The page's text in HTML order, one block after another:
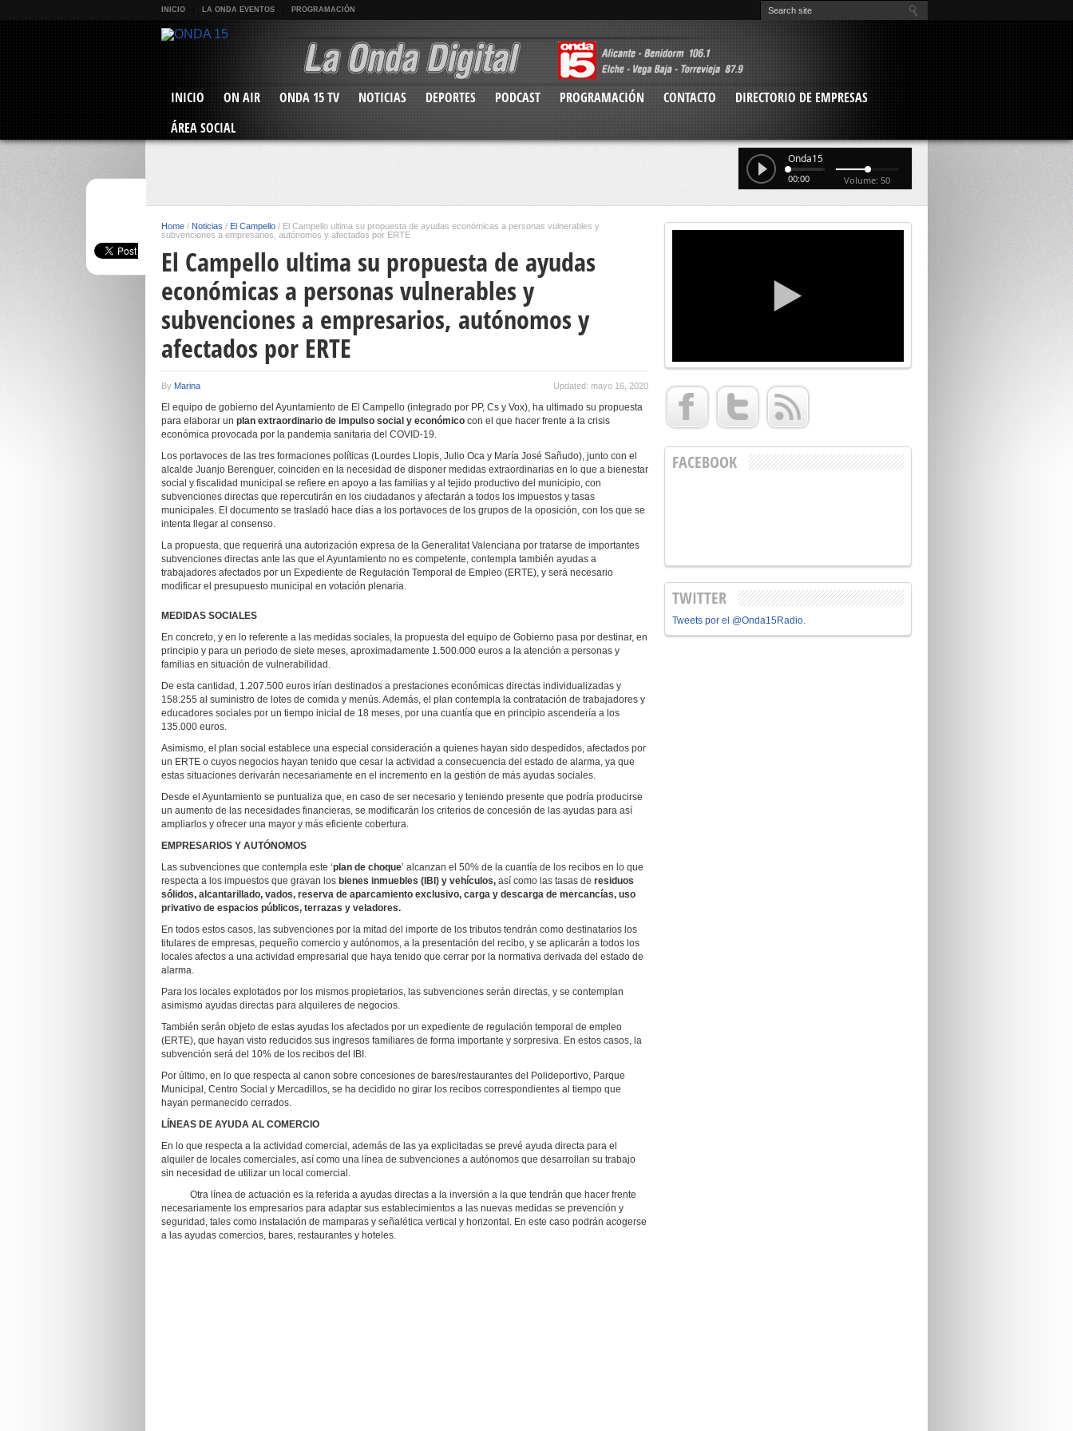
INICIO LA ONDA EVENTOS PROGRAMACIÓN
INICIO ON AIR ONDA 15 TV NOTICIAS DEPORTES PODCAST PROGRAMACIÓN CONTACTO
DIRECTORIO DE EMPRESAS
ÁREA SOCIAL
Onda15
00:00 Volume: 50
Home / Noticias / El Campello / El Campello ultima su propuesta de ayudas económicas a personas vulnerables y
subvenciones a empresarios, autónomos y afectados por ERTE
El Campello ultima su propuesta de ayudas
económicas a personas vulnerables y
subvenciones a empresarios, autónomos y
afectados por ERTE
By Marina Updated: mayo 16, 2020
El equipo de gobierno del Ayuntamiento de El Campello (integrado por PP, Cs y Vox), ha ultimado su propuesta
para elaborar un plan extraordinario de impulso social y económico con el que hacer frente a la crisis
económica provocada por la pandemia sanitaria del COVID-19.
Los portavoces de las tres formaciones políticas (Lourdes Llopis, Julio Oca y María José Sañudo), junto con el
alcalde Juanjo Berenguer, coinciden en la necesidad de disponer medidas extraordinarias en lo que a bienestar
social y fiscalidad municipal se refiere en apoyo a las familias y al tejido productivo del municipio, con
subvenciones directas que repercutirán en los ciudadanos y afectarán a todos los impuestos y tasas
municipales. El documento se trasladó hace días a los portavoces de los grupos de la oposición, con los que se
intenta llegar al consenso.
La propuesta, que requerirá una autorización expresa de la Generalitat Valenciana por tratarse de importantes
subvenciones directas ante las que el Ayuntamiento no es competente, contempla también ayudas a
trabajadores afectados por un Expediente de Regulación Temporal de Empleo (ERTE), y será necesario
modificar el presupuesto municipal en votación plenaria.
MEDIDAS SOCIALES
En concreto, y en lo referente a las medidas sociales, la propuesta del equipo de Gobierno pasa por destinar, en
principio y para un periodo de siete meses, aproximadamente 1.500.000 euros a la atención a personas y
familias en situación de vulnerabilidad.
De esta cantidad, 1.207.500 euros irían destinados a prestaciones económicas directas individualizadas y
158.255 al suministro de lotes de comida y menús. Además, el plan contempla la contratación de trabajadores y
educadores sociales por un tiempo inicial de 18 meses, por una cuantía que en principio ascendería a los
135.000 euros.
Asimismo, el plan social establece una especial consideración a quienes hayan sido despedidos, afectados por
un ERTE o cuyos negocios hayan tenido que cesar la actividad a consecuencia del estado de alarma, ya que
estas situaciones derivarán necesariamente en el incremento en la gestión de más ayudas sociales.
Desde el Ayuntamiento se puntualiza que, en caso de ser necesario y teniendo presente que podría producirse
un aumento de las necesidades financieras, se modificarán los criterios de concesión de las ayudas para así
ampliarlos y ofrecer una mayor y más eficiente cobertura.
EMPRESARIOS Y AUTÓNOMOS
Las subvenciones que contempla este ‘plan de choque’ alcanzan el 50% de la cuantía de los recibos en lo que
respecta a los impuestos que gravan los bienes inmuebles (IBI) y vehículos, así como las tasas de residuos
sólidos, alcantarillado, vados, reserva de aparcamiento exclusivo, carga y descarga de mercancías, uso
privativo de espacios públicos, terrazas y veladores.
En todos estos casos, las subvenciones por la mitad del importe de los tributos tendrán como destinatarios los
titulares de empresas, pequeño comercio y autónomos, a la presentación del recibo, y se aplicarán a todos los
locales afectos a una actividad empresarial que haya tenido que cerrar por la normativa derivada del estado de
alarma.
Para los locales explotados por los mismos propietarios, las subvenciones serán directas, y se contemplan
asimismo ayudas directas para alquileres de negocios.
También serán objeto de estas ayudas los afectados por un expediente de regulación temporal de empleo
(ERTE), que hayan visto reducidos sus ingresos familiares de forma importante y sorpresiva. En estos casos, la
subvención será del 10% de los recibos del IBI.
Por último, en lo que respecta al canon sobre concesiones de bares/restaurantes del Polideportivo, Parque
Municipal, Centro Social y Mercadillos, se ha decidido no girar los recibos correspondientes al tiempo que
hayan permanecido cerrados.
LÍNEAS DE AYUDA AL COMERCIO
En lo que respecta a la actividad comercial, además de las ya explicitadas se prevé ayuda directa para el
alquiler de locales comerciales, así como una línea de subvenciones a autónomos que desarrollan su trabajo
sin necesidad de utilizar un local comercial.
Otra línea de actuación es la referida a ayudas directas a la inversión a la que tendrán que hacer frente
necesariamente los empresarios para adaptar sus establecimientos a las nuevas medidas se prevención y
seguridad, tales como instalación de mamparas y señalética vertical y horizontal. En este caso podrán acogerse
a las ayudas comercios, bares, restaurantes y hoteles.
FACEBOOK
TWITTER
Tweets por el @Onda15Radio.